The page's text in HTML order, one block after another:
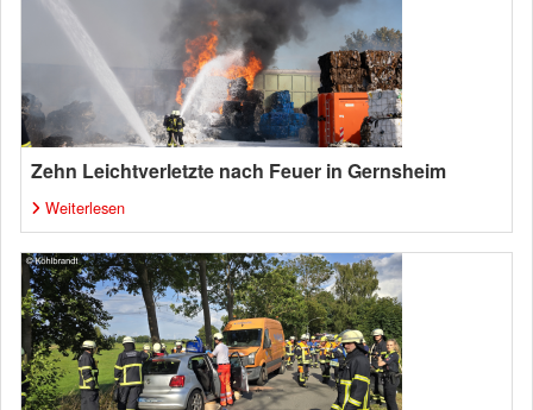
Zehn Leichtverletzte nach Feuer in Gernsheim
Weiterlesen